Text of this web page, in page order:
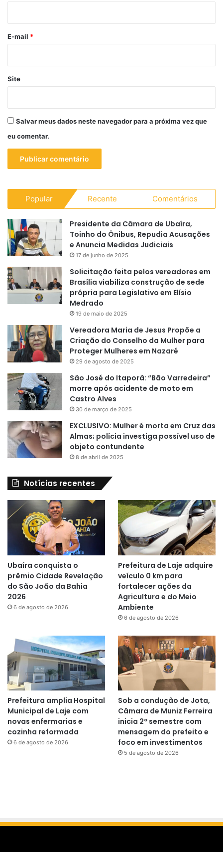
*
E-mail *
Site
Salvar meus dados neste navegador para a próxima vez que
eu comentar.
Popular Recente Comentários
Presidente da Câmara de Ubaíra,
Toinho do Ônibus, Repudia Acusações
e Anuncia Medidas Judiciais
17 de junho de 2025
Solicitação feita pelos vereadores em
Brasília viabiliza construção de sede
própria para Legislativo em Elísio
Medrado
19 de maio de 2025
Vereadora Maria de Jesus Propõe a
Criação do Conselho da Mulher para
Proteger Mulheres em Nazaré
29 de agosto de 2025
São José do Itaporã: “Bão Varredeira”
morre após acidente de moto em
Castro Alves
30 de março de 2025
EXCLUSIVO: Mulher é morta em Cruz das
Almas; polícia investiga possível uso de
objeto contundente
8 de abril de 2025
Notícias recentes
Ubaíra conquista o
prêmio Cidade Revelação
do São João da Bahia
2026
6 de agosto de 2026
Prefeitura de Laje adquire
veículo 0 km para
fortalecer ações da
Agricultura e do Meio
Ambiente
6 de agosto de 2026
Prefeitura amplia Hospital
Municipal de Laje com
novas enfermarias e
cozinha reformada
6 de agosto de 2026
Sob a condução de Jota,
Câmara de Muniz Ferreira
inicia 2º semestre com
mensagem do prefeito e
foco em investimentos
5 de agosto de 2026